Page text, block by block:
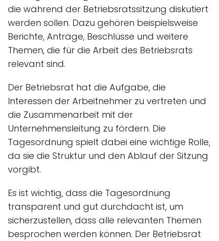
die während der Betriebsratssitzung diskutiert
werden sollen. Dazu gehören beispielsweise
Berichte, Anträge, Beschlüsse und weitere
Themen, die für die Arbeit des Betriebsrats
relevant sind.
Der Betriebsrat hat die Aufgabe, die
Interessen der Arbeitnehmer zu vertreten und
die Zusammenarbeit mit der
Unternehmensleitung zu fördern. Die
Tagesordnung spielt dabei eine wichtige Rolle,
da sie die Struktur und den Ablauf der Sitzung
vorgibt.
Es ist wichtig, dass die Tagesordnung
transparent und gut durchdacht ist, um
sicherzustellen, dass alle relevanten Themen
besprochen werden können. Der Betriebsrat